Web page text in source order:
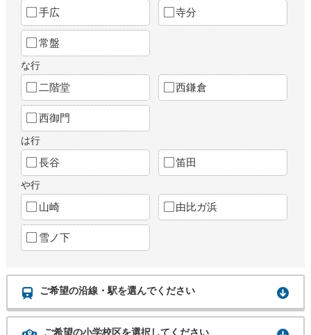
手広 寺分
常盤
な行
二階堂 西鎌倉
西御門
は行
長谷 笛田
や行
山崎 由比ガ浜
雪ノ下
ご希望の沿線・駅を選んでください
ご希望の小学校区を選択してください